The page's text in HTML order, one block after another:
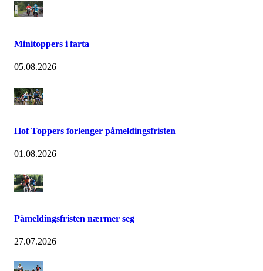
Minitoppers i farta
05.08.2026
Hof Toppers forlenger påmeldingsfristen
01.08.2026
Påmeldingsfristen nærmer seg
27.07.2026